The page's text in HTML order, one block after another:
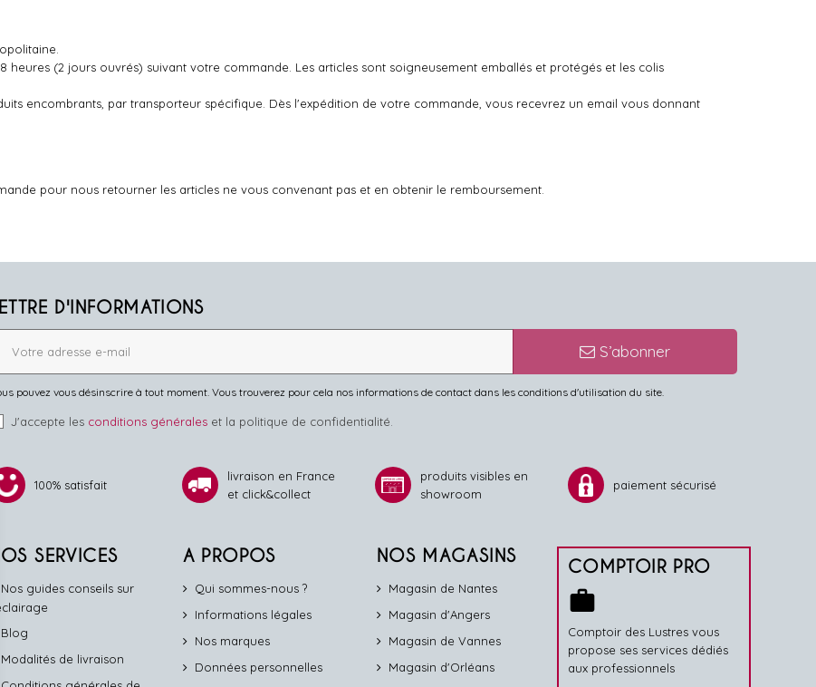
heures (2 jours ouvrés) suivant votre commande. Les articles sont soigneusement emballés et protégés et les colis
encombrants, par transporteur spécifique. Dès l'expédition de votre commande, vous recevrez un email vous donnant
pour nous retourner les articles ne vous convenant pas et en obtenir le remboursement.
D'INFORMATIONS
S’abonner
pouvez vous désinscrire à tout moment. Vous trouverez pour cela nos informations de contact dans les conditions d'utilisation du site.
J'accepte les conditions généraleset la politique de confidentialité.
100% satisfait
livraison en France
et click&collect
produits visibles en
showroom
paiement sécurisé
SERVICES
Nos guides conseils sur
Blog
Modalités de livraison
A PROPOS
Qui sommes-nous ?
Informations légales
Nos marques
Données personnelles
NOS MAGASINS
Magasin de Nantes
Magasin d'Angers
Magasin de Vannes
Magasin d'Orléans
COMPTOIR PRO
work
Comptoir des Lustres vous
propose ses services dédiés
aux professionnels